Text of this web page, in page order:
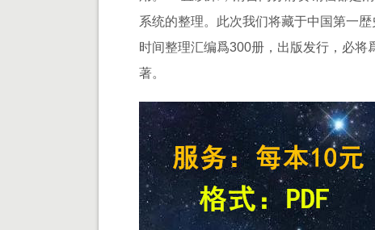
系统的整理。此次我们将藏于中国第一
时间整理汇编爲300册，出版发行，必
著。